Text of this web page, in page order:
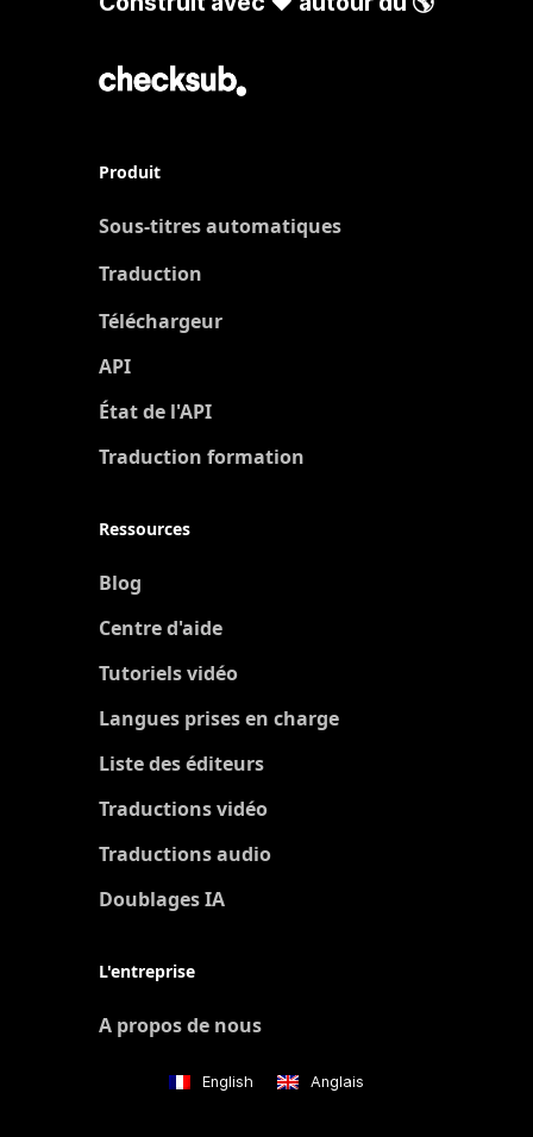
Produit
Sous-titres automatiques
Traduction
Téléchargeur
API
État de l'API
Traduction formation
Ressources
Blog
Centre d'aide
Tutoriels vidéo
Langues prises en charge
Liste des éditeurs
Traductions vidéo
Traductions audio
Doublages IA
L'entreprise
A propos de nous
English Anglais